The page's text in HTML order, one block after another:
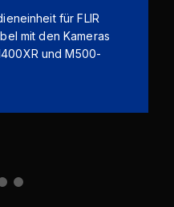
für FLIR
mit den Kameras
und M500-